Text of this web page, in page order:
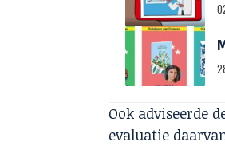
Ook adviseerde
evaluatie